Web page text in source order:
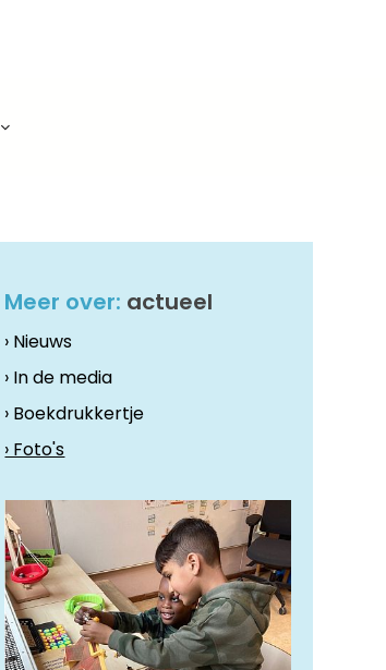
Meer over: actueel
› Nieuws
› In de media
› Boekdrukkertje
› Foto's